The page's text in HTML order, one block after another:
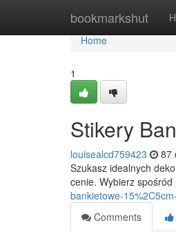
bookmarkshut
Home
Home
1
Stikery
louisealcd759423 87
Szukasz idealnych
cenie. Wybierz
bankietowe-
Comments